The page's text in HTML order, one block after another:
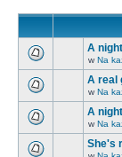
A
w Na
A real
w Na
A
w Na
She's